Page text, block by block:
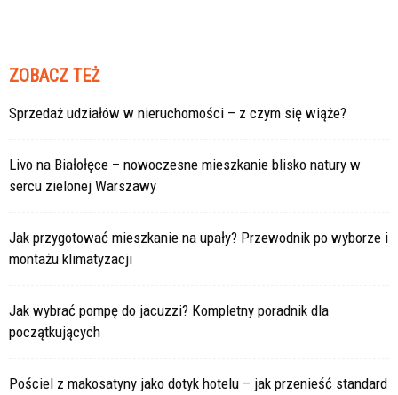
ZOBACZ TEŻ
Sprzedaż udziałów w nieruchomości – z czym się wiąże?
Livo na Białołęce – nowoczesne mieszkanie blisko natury w
sercu zielonej Warszawy
Jak przygotować mieszkanie na upały? Przewodnik po wyborze i
montażu klimatyzacji
Jak wybrać pompę do jacuzzi? Kompletny poradnik dla
początkujących
Pościel z makosatyny jako dotyk hotelu – jak przenieść standard